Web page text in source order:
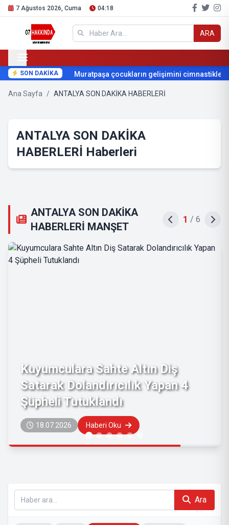
7 Ağustos 2026, Cuma 04:18
ARA
SON DAKİKA Muratpaşa çocukların gelişimini cimnastikle
Ana Sayfa / ANTALYA SON DAKİKA HABERLERİ
ANTALYA SON DAKİKA
HABERLERİ Haberleri
ANTALYA SON DAKİKA
HABERLERİ MANŞET
1 / 6
Kuyumculara Sahte Altın Diş
Satarak Dolandırıcılık Yapan 4
Şüpheli Tutuklandı
18.07.2026 Haberi Oku
Ara